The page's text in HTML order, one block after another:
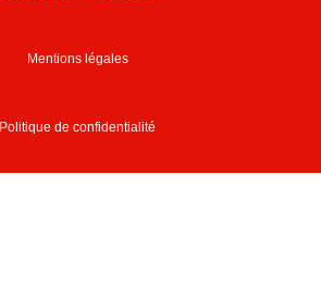
Mentions légales
Politique de confidentialité